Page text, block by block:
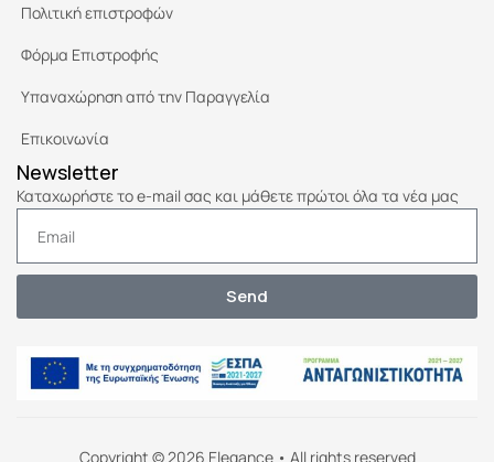
Πολιτική επιστροφών
Φόρμα Επιστροφής
Υπαναχώρηση από την Παραγγελία
Επικοινωνία
Newsletter
Καταχωρήστε το e-mail σας και μάθετε πρώτοι όλα τα νέα μας
Send
Copyright © 2026 Elegance • All rights reserved